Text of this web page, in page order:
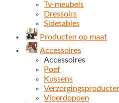
Tv-meubels
Dressoirs
Sidetables
Producten op maat
Accessoires
Accessoires
Poef
Kussens
Vloerdoppen